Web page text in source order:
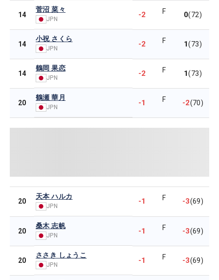
14
菅沼 菜々
JPN -2 F 0(72)
14
小祝 さくら
JPN -2 F 1(73)
14
鶴岡 果恋
JPN -2 F 1(73)
20
鶴瀬 華月
JPN -1 F -2(70)
20
天本 ハルカ
JPN
-1 F -3(69)
20
桑木 志帆
JPN -1 F -3(69)
20
ささき しょうこ
JPN -1 F -3(69)